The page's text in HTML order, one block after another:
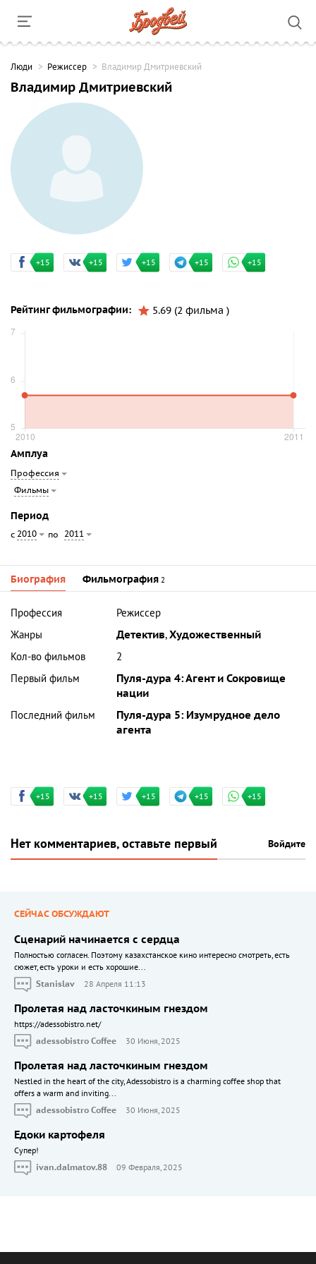
Люди Режиссер Владимир Дмитриевский
Владимир Дмитриевский
+15 +15 +15 +15 +15
Рейтинг фильмографии: 5.69 (2 фильма )
Амплуа
Профессия
Фильмы
Период
с 2010 по 2011
Биография Фильмография 2
Профессия
Режиссер
Жанры
Детектив,Художественный
Кол-во фильмов
2
Первый фильм
Пуля-дура 4: Агент и Сокровище
нации
Последний фильм
Пуля-дура 5: Изумрудное дело
агента
+15 +15 +15 +15 +15
Нет комментариев, оставьте первый Войдите
СЕЙЧАС ОБСУЖДАЮТ
Сценарий начинается с сердца
Полностью согласен. Поэтому казахстанское кино интересно смотреть, есть
сюжет, есть уроки и есть хорошие...
Stanislav
28 Апреля 11:13
Пролетая над ласточкиным гнездом
https://adessobistro.net/
adessobistro Coffee
30 Июня, 2025
Пролетая над ласточкиным гнездом
Nestled in the heart of the city, Adessobistro is a charming coffee shop that
offers a warm and inviting...
adessobistro Coffee
30 Июня, 2025
Едоки картофеля
Cупер!
ivan.dalmatov.88
09 Февраля, 2025